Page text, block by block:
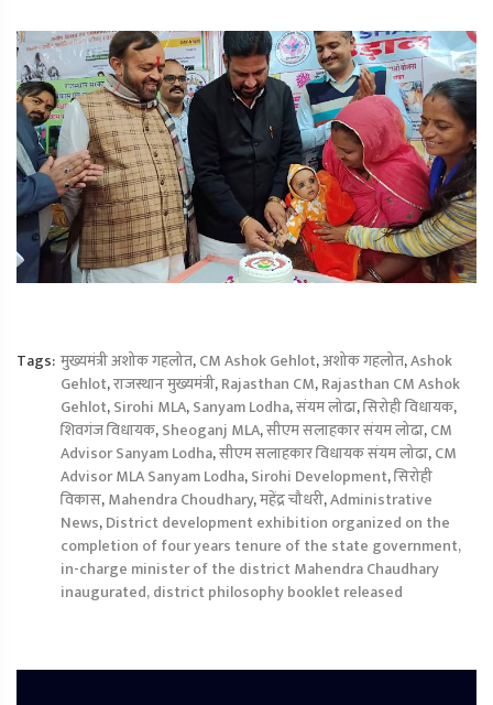
Tags: मुख्यमंत्री अशोक गहलोत,CM Ashok Gehlot,अशोक गहलोत,Ashok
Gehlot,राजस्‍थान मुख्यमंत्री,Rajasthan CM,Rajasthan CM Ashok
Gehlot,Sirohi MLA,Sanyam Lodha,संयम लोढा,सिरोही विधायक,
शिवगंज विधायक,Sheoganj MLA,सीएम सलाहकार संयम लोढा,CM
Advisor Sanyam Lodha,सीएम सलाहकार विधायक संयम लोढा,CM
Advisor MLA Sanyam Lodha,Sirohi Development,सिरोही
विकास,Mahendra Choudhary,महेंद्र चौधरी,Administrative
News,District development exhibition organized on the
completion of four years tenure of the state government,
in-charge minister of the district Mahendra Chaudhary
inaugurated, district philosophy booklet released